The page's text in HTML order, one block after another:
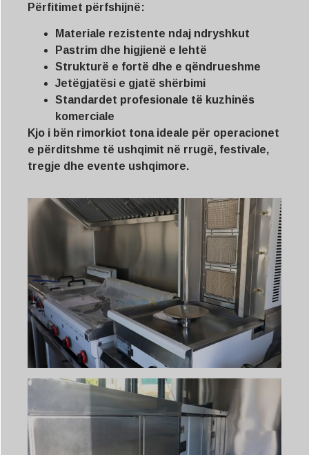
Përfitimet përfshijnë:
Materiale rezistente ndaj ndryshkut
Pastrim dhe higjienë e lehtë
Strukturë e fortë dhe e qëndrueshme
Jetëgjatësi e gjatë shërbimi
Standardet profesionale të kuzhinës
komerciale
Kjo i bën rimorkiot tona ideale për operacionet
e përditshme të ushqimit në rrugë, festivale,
tregje dhe evente ushqimore.